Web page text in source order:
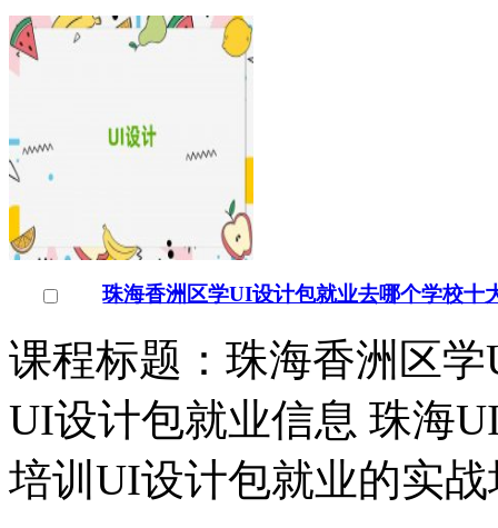
珠海香洲区学UI设计包就业去哪个学校十
课程标题：珠海香洲区
UI设计包就业信息 珠海
培训UI设计包就业的实战